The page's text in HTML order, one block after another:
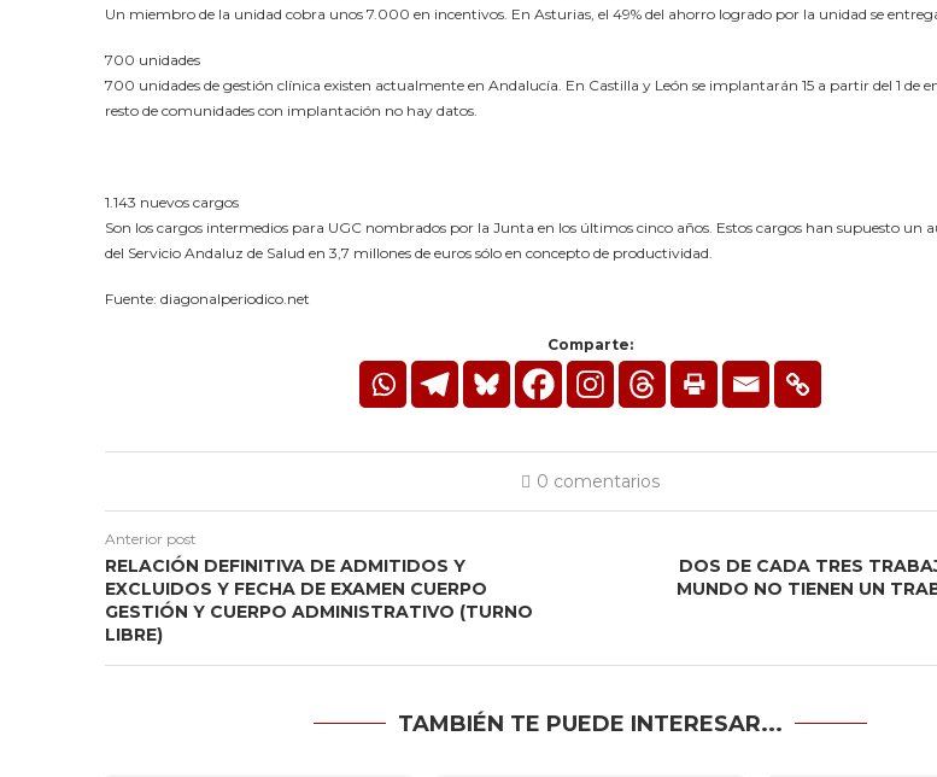
Un miembro de la unidad cobra unos 7.000 en incentivos. En Asturias, el 49% del ahorro logrado por la unidad se
700 unidades
700 unidades de gestión clínica existen actualmente en Andalucía. En Castilla y León se implantarán 15 a partir del 1 de
resto de comunidades con implantación no hay datos.
1.143 nuevos cargos
Son los cargos intermedios para UGC nombrados por la Junta en los últimos cinco años. Estos cargos han supuesto un
del Servicio Andaluz de Salud en 3,7 millones de euros sólo en concepto de productividad.
Fuente: diagonalperiodico.net
Comparte:
0 comentarios
Anterior post
RELACIÓN DEFINITIVA DE ADMITIDOS Y
EXCLUIDOS Y FECHA DE EXAMEN CUERPO
GESTIÓN Y CUERPO ADMINISTRATIVO (TURNO
LIBRE)
DOS DE CADA TRES
MUNDO NO TIENEN UN
TAMBIÉN TE PUEDE INTERESAR...